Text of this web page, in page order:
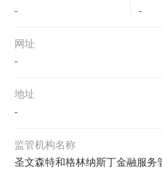
-
-
网址
-
地址
-
监管机构名称
圣文森特和格林纳斯丁金融服务